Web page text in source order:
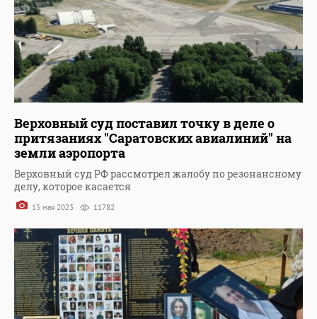
Верховный суд поставил точку в деле о
притязаниях "Саратовских авиалиний" на
земли аэропорта
Верховный суд РФ рассмотрел жалобу по резонансному
делу, которое касается
15 мая 2023 11782